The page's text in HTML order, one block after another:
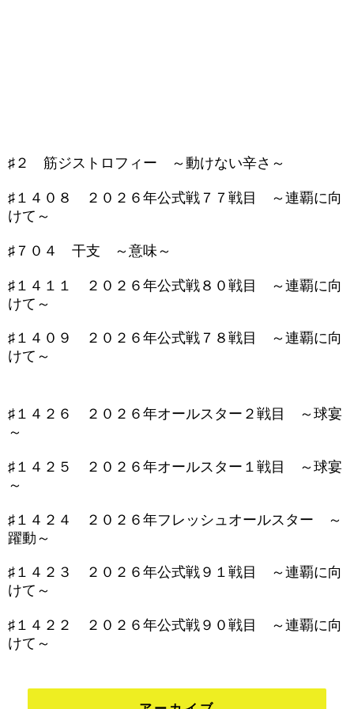
♯２ 筋ジストロフィー ～動けない辛さ～
♯１４０８ ２０２６年公式戦７７戦目 ～連覇に向
けて～
♯７０４ 干支 ～意味～
♯１４１１ ２０２６年公式戦８０戦目 ～連覇に向
けて～
♯１４０９ ２０２６年公式戦７８戦目 ～連覇に向
けて～
♯１４２６ ２０２６年オールスター２戦目 ～球宴
～
♯１４２５ ２０２６年オールスター１戦目 ～球宴
～
♯１４２４ ２０２６年フレッシュオールスター ～
躍動～
♯１４２３ ２０２６年公式戦９１戦目 ～連覇に向
けて～
♯１４２２ ２０２６年公式戦９０戦目 ～連覇に向
けて～